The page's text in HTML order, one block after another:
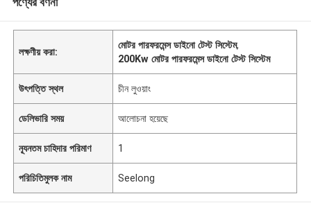
লক্ষণীয় করা:
মোটর পারফরমেন্স ডাইনো টেস্ট সিস্টেম,
200Kw মোটর পারফরমেন্স ডাইনো টেস্ট সিস্টেম
উৎপত্তি স্থল চীন লুওয়াং
ডেলিভারি সময় আলোচনা হয়েছে
ন্যূনতম চাহিদার পরিমাণ 1
পরিচিতিমুলক নাম Seelong